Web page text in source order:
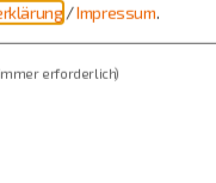
/Impressum.
erforderlich)